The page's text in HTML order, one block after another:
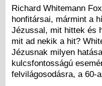
Richard Whitemann
honfitársai, mármint a
Jézussal, mit hittek és
mit ad nekik a hit?
Jézusnak milyen
kulcsfontosságú
felvilágosodásra, a 60-